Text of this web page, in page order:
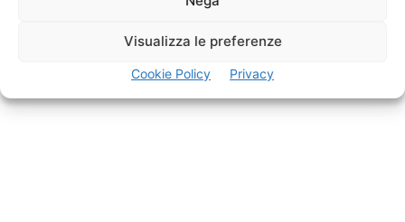
Visualizza le preferenze
Cookie Policy Privacy
Agenti Venditori Procacciatori